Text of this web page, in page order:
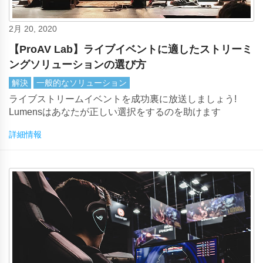
2月 20, 2020
【ProAV Lab】ライブイベントに適したストリーミ
ングソリューションの選び方
解決 一般的なソリューション
ライブストリームイベントを成功裏に放送しましょう!
Lumensはあなたが正しい選択をするのを助けます
詳細情報